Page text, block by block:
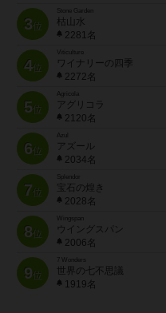
3位
Stone Garden
枯山水
2281名
4位
Viticulture
ワイナリーの四季
2272名
5位
Agricola
アグリコラ
2120名
6位
Azul
アズール
2034名
7位
宝石の煌き
2028名
8位
Wingspan
ウイングスパン
2006名
9位
7 Wonders
世界の七不思議
1919名